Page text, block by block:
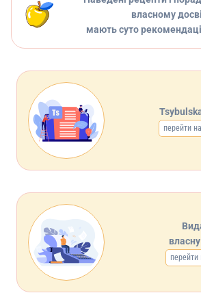
власному
мають суто
перейти
перейти